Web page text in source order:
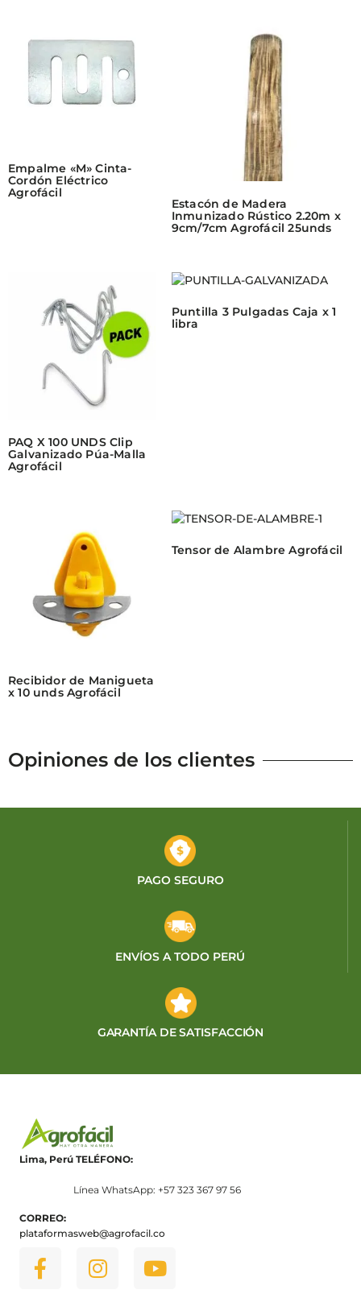
Empalme «M» Cinta-
Cordón Eléctrico
Agrofácil
Estacón de Madera
Inmunizado Rústico 2.20m x
9cm/7cm Agrofácil 25unds
PAQ X 100 UNDS Clip
Galvanizado Púa-Malla
Agrofácil
Puntilla 3 Pulgadas Caja x 1
libra
Recibidor de Manigueta
x 10 unds Agrofácil
Tensor de Alambre Agrofácil
Opiniones de los clientes
PAGO SEGURO
ENVÍOS A TODO PERÚ
GARANTÍA DE SATISFACCIÓN
Lima, Perú TELÉFONO:
Línea WhatsApp: +57 323 367 97 56
CORREO:
plataformasweb@agrofacil.co